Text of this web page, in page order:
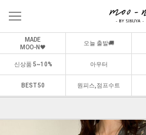
MADE
MOO-N🖤
오늘 출발🚚
신상품 5~10% 아우터
BEST 50 원피스,점프수트